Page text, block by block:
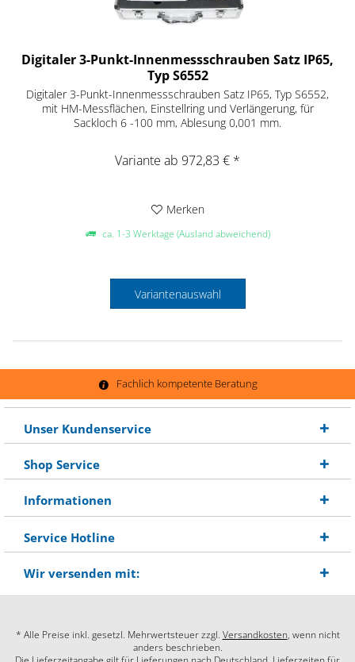
Digitaler 3-Punkt-Innenmessschrauben Satz IP65,
Typ S6552
Digitaler 3-Punkt-Innenmessschrauben Satz IP65, Typ S6552,
mit HM-Messflächen, Einstellring und Verlängerung, für
Sackloch 6 -100 mm, Ablesung 0,001 mm.
Variante ab 972,83 € *
Merken
ca. 1-3 Werktage (Ausland abweichend)
Variantenauswahl
Fachlich kompetente Beratung
Unser Kundenservice
Shop Service
Informationen
Service Hotline
Wir versenden mit:
* Alle Preise inkl. gesetzl. Mehrwertsteuer zzgl. Versandkosten, wenn nicht
anders beschrieben.